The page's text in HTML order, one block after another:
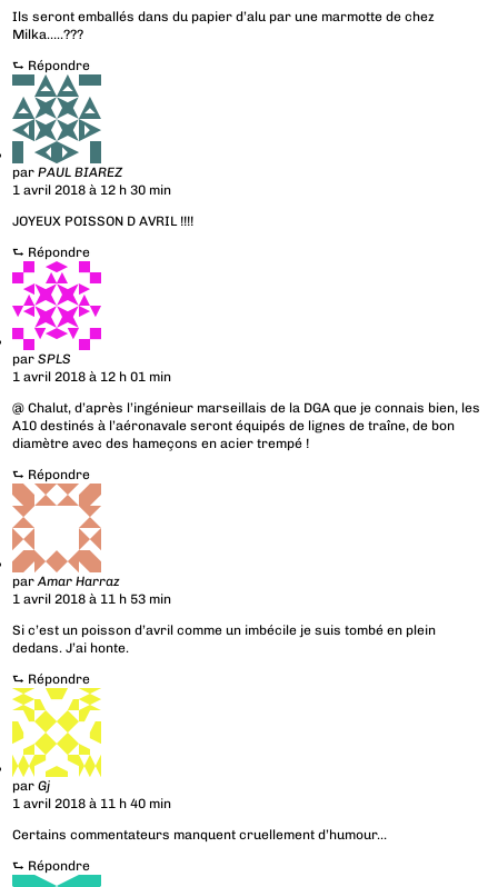
Ils seront emballés dans du papier d’alu par une marmotte de chez
Milka…..???
⮑ Répondre
parPAUL BIAREZ
1 avril 2018 à 12 h 30 min
JOYEUX POISSON D AVRIL !!!!
⮑ Répondre
parSPLS
1 avril 2018 à 12 h 01 min
@ Chalut, d’après l’ingénieur marseillais de la DGA que je connais bien, les
A10 destinés à l’aéronavale seront équipés de lignes de traîne, de bon
diamètre avec des hameçons en acier trempé !
⮑ Répondre
parAmar Harraz
1 avril 2018 à 11 h 53 min
Si c’est un poisson d’avril comme un imbécile je suis tombé en plein
dedans. J’ai honte.
⮑ Répondre
parGj
1 avril 2018 à 11 h 40 min
Certains commentateurs manquent cruellement d’humour…
⮑ Répondre